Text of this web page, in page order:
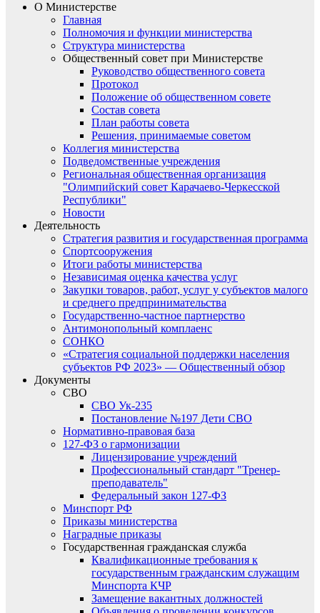
О Министерстве
Главная
Полномочия и функции министерства
Структура министерства
Общественный совет при Министерстве
Руководство общественного совета
Протокол
Положение об общественном совете
Состав совета
План работы совета
Решения, принимаемые советом
Коллегия министерства
Подведомственные учреждения
Региональная общественная организация
"Олимпийский совет Карачаево-Черкесской
Республики"
Новости
Деятельность
Стратегия развития и государственная программа
Спортсооружения
Итоги работы министерства
Независимая оценка качества услуг
Закупки товаров, работ, услуг у субъектов малого
и среднего предпринимательства
Государственно-частное партнерство
Антимонопольный комплаенс
СОНКО
«Стратегия социальной поддержки населения
субъектов РФ 2023» — Общественный обзор
Документы
СВО
СВО Ук-235
Постановление №197 Дети СВО
Нормативно-правовая база
127-ФЗ о гармонизации
Лицензирование учреждений
Профессиональный стандарт "Тренер-
преподаватель"
Федеральный закон 127-ФЗ
Минспорт РФ
Приказы министерства
Наградные приказы
Государственная гражданская служба
Квалификационные требования к
государственным гражданским служащим
Минспорта КЧР
Замещение вакантных должностей